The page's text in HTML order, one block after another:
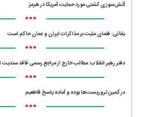
آتش‌سوزی کشتی مورد حمایت آمریکا در هرمز
•••
بقائی: فضای مثبت بر مذاکرات ایران و عمان حاکم است
•••
دفتر رهبر انقلاب: مطالب خارج از مراجع رسمی فاقد
•••
در کمین تروریست‌ها بوده و آماده پاسخ قاطعیم
•••